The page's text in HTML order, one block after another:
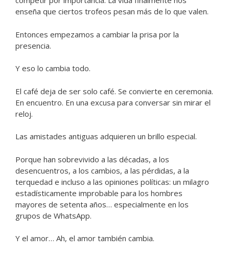
enseña que ciertos trofeos pesan más de lo que valen.
Entonces empezamos a cambiar la prisa por la
presencia.
Y eso lo cambia todo.
El café deja de ser solo café. Se convierte en ceremonia.
En encuentro. En una excusa para conversar sin mirar el
reloj.
Las amistades antiguas adquieren un brillo especial.
Porque han sobrevivido a las décadas, a los
desencuentros, a los cambios, a las pérdidas, a la
terquedad e incluso a las opiniones políticas: un milagro
estadísticamente improbable para los hombres
mayores de setenta años… especialmente en los
grupos de WhatsApp.
Y el amor… Ah, el amor también cambia.